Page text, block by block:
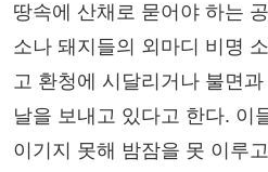
땅속에 산채로 묻어야 하는
소나 돼지들의 외마디 비명
고 환청에 시달리거나 불면
날을 보내고 있다고 한다. 이
이기지 못해 밤잠을 못 이루